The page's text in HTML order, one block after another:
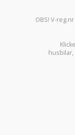
OBS! V-
husbilar,